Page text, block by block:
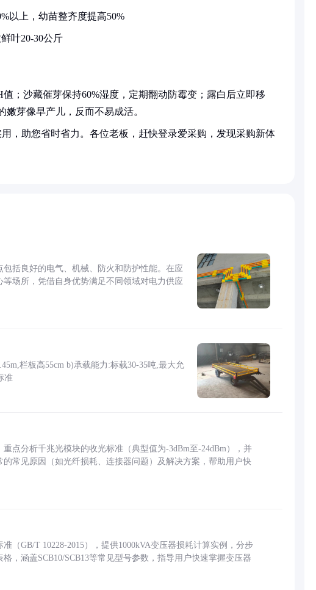
以上，幼苗整齐度提高50%
叶20-30公斤
；沙藏催芽保持60%湿度，定期翻动防霉变；露白后立即移
芽像早产儿，反而不易成活。
，助您省时省力。各位老板，赶快登录爱采购，发现采购新体
括良好的电气、机械、防火和防护性能。在应
场所，凭借自身优势满足不同领域对电力供应
栏板高55cm b)承载能力:标载30-35吨,最大允
准
点分析千兆光模块的收光标准（典型值为-3dBm至-24dBm），并
常见原因（如光纤损耗、连接器问题）及解决方案，帮助用户快
（GB/T 10228-2015），提供1000kVA变压器损耗计算实例，分步
，涵盖SCB10/SCB13等常见型号参数，指导用户快速掌握变压器